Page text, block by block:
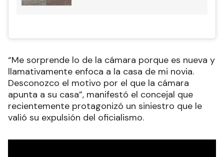
“Me sorprende lo de la cámara porque es nueva y
llamativamente enfoca a la casa de mi novia.
Desconozco el motivo por el que la cámara
apunta a su casa”, manifestó el concejal que
recientemente protagonizó un siniestro que le
valió su expulsión del oficialismo.